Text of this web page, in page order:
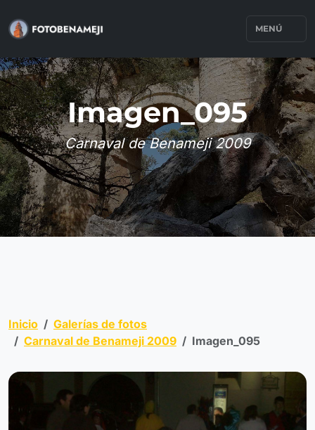
MENÚ
Imagen_095
Carnaval de Benameji 2009
Inicio
Galerías de fotos
Carnaval de Benameji 2009
Imagen_095